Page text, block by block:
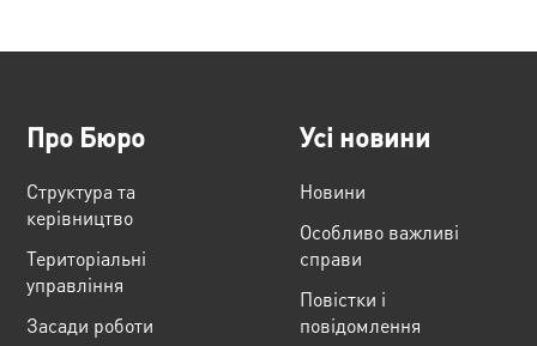
Про Бюро
Структура та
керівництво
Територіальні
управління
Засади роботи
Усі новини
Новини
Особливо важливі
справи
Повістки і
повідомлення